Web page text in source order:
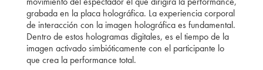
grabada en la placa holográfica. La experiencia corporal
de interacción con la imagen holográfica es fundamental.
Dentro de estos hologramas digitales, es el tiempo de la
imagen activado simbióticamente con el participante lo
que crea la performance total.